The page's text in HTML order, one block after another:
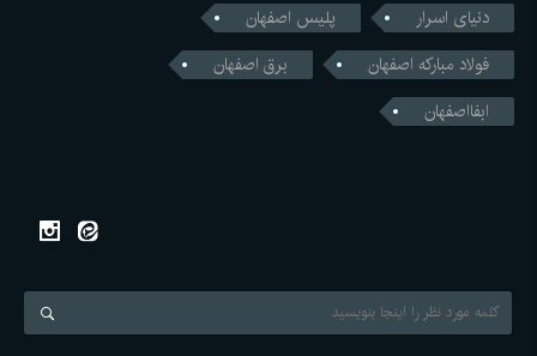
دنیای اسرار
پلیس اصفهان
فولاد مبارکه اصفهان
برق اصفهان
ابفااصفهان